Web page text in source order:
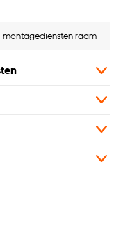
montagediensten raam